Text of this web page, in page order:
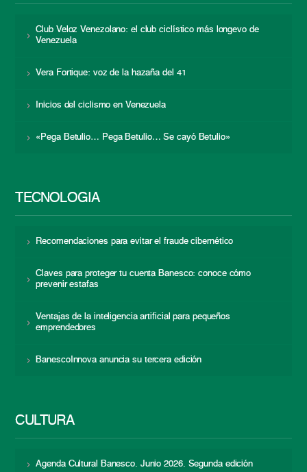
Club Veloz Venezolano: el club ciclístico más longevo de
Venezuela
Vera Fortique: voz de la hazaña del 41
Inicios del ciclismo en Venezuela
«Pega Betulio… Pega Betulio… Se cayó Betulio»
TECNOLOGÍA
Recomendaciones para evitar el fraude cibernético
Claves para proteger tu cuenta Banesco: conoce cómo
prevenir estafas
Ventajas de la inteligencia artificial para pequeños
emprendedores
BanescoInnova anuncia su tercera edición
CULTURA
Agenda Cultural Banesco. Junio 2026. Segunda edición